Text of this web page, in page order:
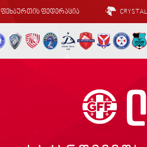
ფეხბურთის ფედერაცია